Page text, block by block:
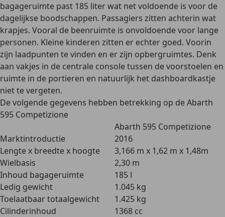
bagageruimte past 185 literwat net voldoende is voor de
dagelijkse boodschappen. Passagiers zitten achterin wat
krapjes. Vooral de beenruimte is onvoldoende voor lange
personen. Kleine kinderen zitten er echter goed. Voorin
zijn laadpunten te vinden en er zijn opbergruimtes. Denk
aan vakjes in de centrale console tussen de voorstoelen en
ruimte in de portieren en natuurlijk het dashboardkastje
niet te vergeten.
De volgende gegevens hebben betrekking op deAbarth
595 Competizione
Abarth 595 Competizione
Marktintroductie
2016
Lengte x breedte x hoogte
3,166 m x 1,62 m x 1,48m
Wielbasis
2,30 m
Inhoud bagageruimte
185 l
Ledig gewicht
1.045 kg
Toelaatbaar totaalgewicht
1.425 kg
Cilinderinhoud
1368 cc